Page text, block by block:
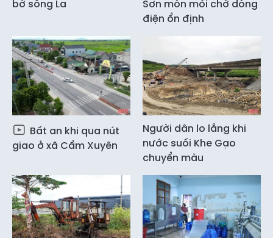
bờ sông La
Sơn mòn mỏi chờ dòng
điện ổn định
Bất an khi qua nút
giao ở xã Cẩm Xuyên
Người dân lo lắng khi
nước suối Khe Gạo
chuyển màu